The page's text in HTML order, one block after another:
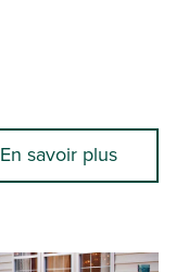
En savoir plus